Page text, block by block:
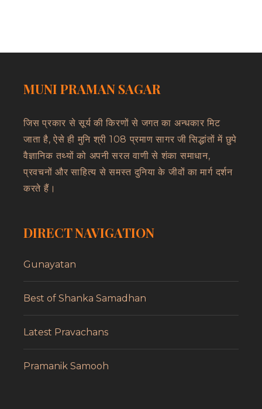
MUNI PRAMAN SAGAR
जिस प्रकार से सूर्य की किरणों से जगत का अन्धकार मिट
जाता है, ऐसे ही मुनि श्री 108 प्रमाण सागर जी सिद्धांतों में छुपे
वैज्ञानिक तथ्यों को अपनी सरल वाणी से शंका समाधान,
प्रवचनों और साहित्य से समस्त दुनिया के जीवों का मार्ग दर्शन
करते हैं।
DIRECT NAVIGATION
Gunayatan
Best of Shanka Samadhan
Latest Pravachans
Pramanik Samooh